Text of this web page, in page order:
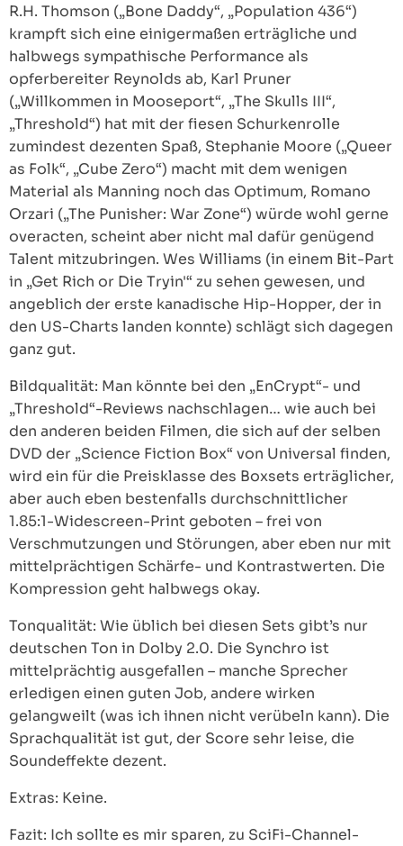
R.H. Thomson („Bone Daddy“, „Population 436“)
krampft sich eine einigermaßen erträgliche und
halbwegs sympathische Performance als
opferbereiter Reynolds ab, Karl Pruner
(„Willkommen in Mooseport“, „The Skulls III“,
„Threshold“) hat mit der fiesen Schurkenrolle
zumindest dezenten Spaß, Stephanie Moore („Queer
as Folk“, „Cube Zero“) macht mit dem wenigen
Material als Manning noch das Optimum, Romano
Orzari („The Punisher: War Zone“) würde wohl gerne
overacten, scheint aber nicht mal dafür genügend
Talent mitzubringen. Wes Williams (in einem Bit-Part
in „Get Rich or Die Tryin'“ zu sehen gewesen, und
angeblich der erste kanadische Hip-Hopper, der in
den US-Charts landen konnte) schlägt sich dagegen
ganz gut.
Bildqualität: Man könnte bei den „EnCrypt“- und
„Threshold“-Reviews nachschlagen… wie auch bei
den anderen beiden Filmen, die sich auf der selben
DVD der „Science Fiction Box“ von Universal finden,
wird ein für die Preisklasse des Boxsets erträglicher,
aber auch eben bestenfalls durchschnittlicher
1.85:1-Widescreen-Print geboten – frei von
Verschmutzungen und Störungen, aber eben nur mit
mittelprächtigen Schärfe- und Kontrastwerten. Die
Kompression geht halbwegs okay.
Tonqualität: Wie üblich bei diesen Sets gibt’s nur
deutschen Ton in Dolby 2.0. Die Synchro ist
mittelprächtig ausgefallen – manche Sprecher
erledigen einen guten Job, andere wirken
gelangweilt (was ich ihnen nicht verübeln kann). Die
Sprachqualität ist gut, der Score sehr leise, die
Soundeffekte dezent.
Extras: Keine.
Fazit: Ich sollte es mir sparen, zu SciFi-Channel-